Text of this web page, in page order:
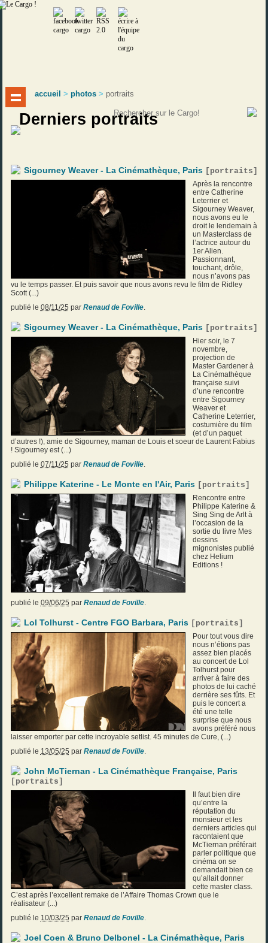
accueil >photos > portraits
Derniers portraits
Sigourney Weaver - La Cinémathèque, Paris [ portraits ]
Après la rencontre
entre Catherine
Leterrier et
Sigourney Weaver,
nous avons eu le
droit le lendemain à
un Masterclass de
l’actrice autour du
1er Alien.
Passionnant,
touchant, drôle,
nous n’avons pas
vu le temps passer. Et puis savoir que nous avons revu le film de Ridley
Scott (...)
publié le 08/11/25 par Renaud de Foville.
Sigourney Weaver - La Cinémathèque, Paris [ portraits ]
Hier soir, le 7
novembre,
projection de
Master Gardener à
La Cinémathèque
française suivi
d’une rencontre
entre Sigourney
Weaver et
Catherine Leterrier,
costumière du film
(et d’un paquet
d’autres !), amie de Sigourney, maman de Louis et soeur de Laurent Fabius
! Sigourney est (...)
publié le 07/11/25 par Renaud de Foville.
Philippe Katerine - Le Monte en l'Air, Paris [ portraits ]
Rencontre entre
Philippe Katerine &
Sing Sing de Arlt à
l’occasion de la
sortie du livre Mes
dessins
mignonistes publié
chez Helium
Editions !
publié le 09/06/25 par Renaud de Foville.
Lol Tolhurst - Centre FGO Barbara, Paris [ portraits ]
Pour tout vous dire
nous n’étions pas
assez bien placés
au concert de Lol
Tolhurst pour
arriver à faire des
photos de lui caché
derrière ses fûts. Et
puis le concert a
été une telle
surprise que nous
avons préféré nous
laisser emporter par cette incroyable setlist. 45 minutes de Cure, (...)
publié le 13/05/25 par Renaud de Foville.
John McTiernan - La Cinémathèque Française, Paris
[ portraits ]
Il faut bien dire
qu’entre la
réputation du
monsieur et les
derniers articles qui
racontaient que
McTiernan préférait
parler politique que
cinéma on se
demandait bien ce
qu’allait donner
cette master class.
C’est après l’excellent remake de l’Affaire Thomas Crown que le
réalisateur (...)
publié le 10/03/25 par Renaud de Foville.
Joel Coen & Bruno Delbonel - La Cinémathèque, Paris